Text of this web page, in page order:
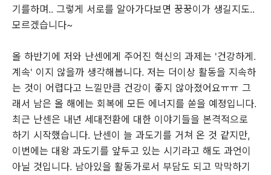
기를하며.. 그렇게 서로를 알아가다보면 꿍꿍이가 생길지도..
모르겠습니다~
올 하반기에 저와 난센에게 주어진 혁신의 과제는 '건강하게.
계속' 이지 않을까 생각해봅니다. 저는 더이상 활동을 지속하
는 것이 어렵다고 느낄만큼 건강이 좋지 않아졌어요ㅠㅠ 그
래서 남은 올 해에는 회복에 모든 에너지를 쏟을 예정입니다.
최근 난센은 내년 세대전환에 대한 이야기들을 본격적으로
하기 시작했습니다. 난센이 늘 과도기를 거쳐 온 것 같지만,
이번에는 대왕 과도기를 앞두고 있는 시기라고 해도 과언이
아닐 것입니다. 남아있을 활동가로서 부담도 되고 막막하기